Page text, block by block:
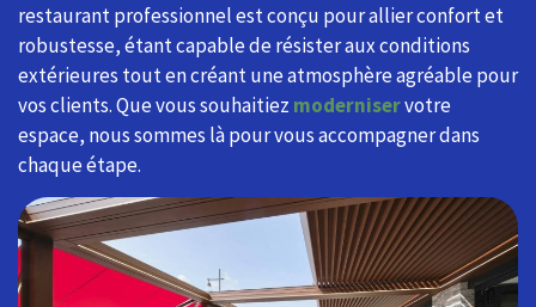
restaurant professionnel est conçu pour allier confort et
robustesse, étant capable de résister aux conditions
extérieures tout en créant une atmosphère agréable pour
vos clients. Que vous souhaitiez moderniservotre
espace, nous sommes là pour vous accompagner dans
chaque étape.